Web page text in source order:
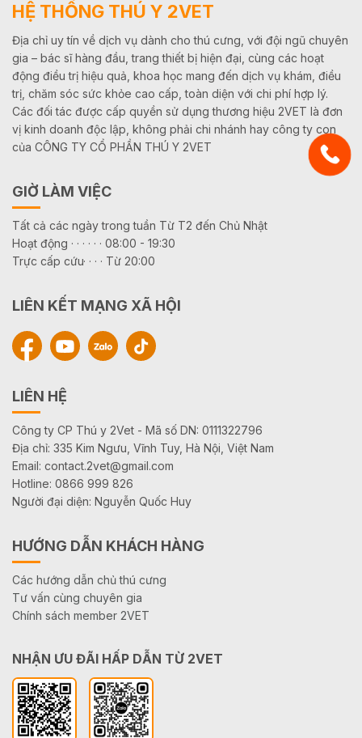
HỆ THỐNG THÚ Y 2VET
Địa chỉ uy tín về dịch vụ dành cho thú cưng, với đội ngũ chuyên
gia – bác sĩ hàng đầu, trang thiết bị hiện đại, cùng các hoạt
động điều trị hiệu quả, khoa học mang đến dịch vụ khám, điều
trị, chăm sóc sức khỏe cao cấp, toàn diện với chi phí hợp lý.
Các đối tác được cấp quyền sử dụng thương hiệu 2VET là đơn
vị kinh doanh độc lập, không phải chi nhánh hay công ty con
của CÔNG TY CỔ PHẦN THÚ Y 2VET
GIỜ LÀM VIỆC
Tất cả các ngày trong tuần Từ T2 đến Chủ Nhật
Hoạt động · · · · · · 08:00 - 19:30
Trực cấp cứu· · · · Từ 20:00
LIÊN KẾT MẠNG XÃ HỘI
LIÊN HỆ
Công ty CP Thú y 2Vet - Mã số DN: 0111322796
Địa chỉ: 335 Kim Ngưu, Vĩnh Tuy, Hà Nội, Việt Nam
Email: contact.2vet@gmail.com
Hotline: 0866 999 826
Người đại diện: Nguyễn Quốc Huy
HƯỚNG DẪN KHÁCH HÀNG
Các hướng dẫn chủ thú cưng
Tư vấn cùng chuyên gia
Chính sách member 2VET
NHẬN ƯU ĐÃI HẤP DẪN TỪ 2VET